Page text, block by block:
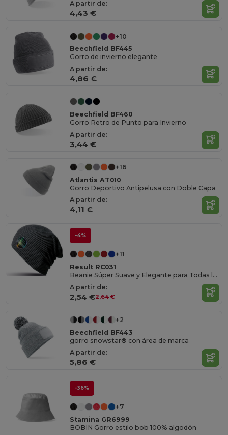
A partir de:
4,43 €
+10
Beechfield BF445
Gorro de invierno elegante
A partir de:
4,86 €
Beechfield BF460
Gorro Retro de Punto para Invierno
A partir de:
3,44 €
+16
Atlantis AT010
Gorro Deportivo Antipelusa con Doble Capa
A partir de:
4,11 €
-4%
+11
Result RC031
Beanie Súper Suave y Elegante para Todas las Estaciones
A partir de:
2,54 €2,64 €
+2
Beechfield BF443
gorro snowstar® con área de marca
A partir de:
5,86 €
-36%
+7
Stamina GR6999
BOBIN Gorro estilo bob 100% algodón